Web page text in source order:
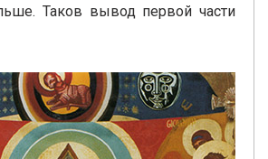
Таков вывод первой части